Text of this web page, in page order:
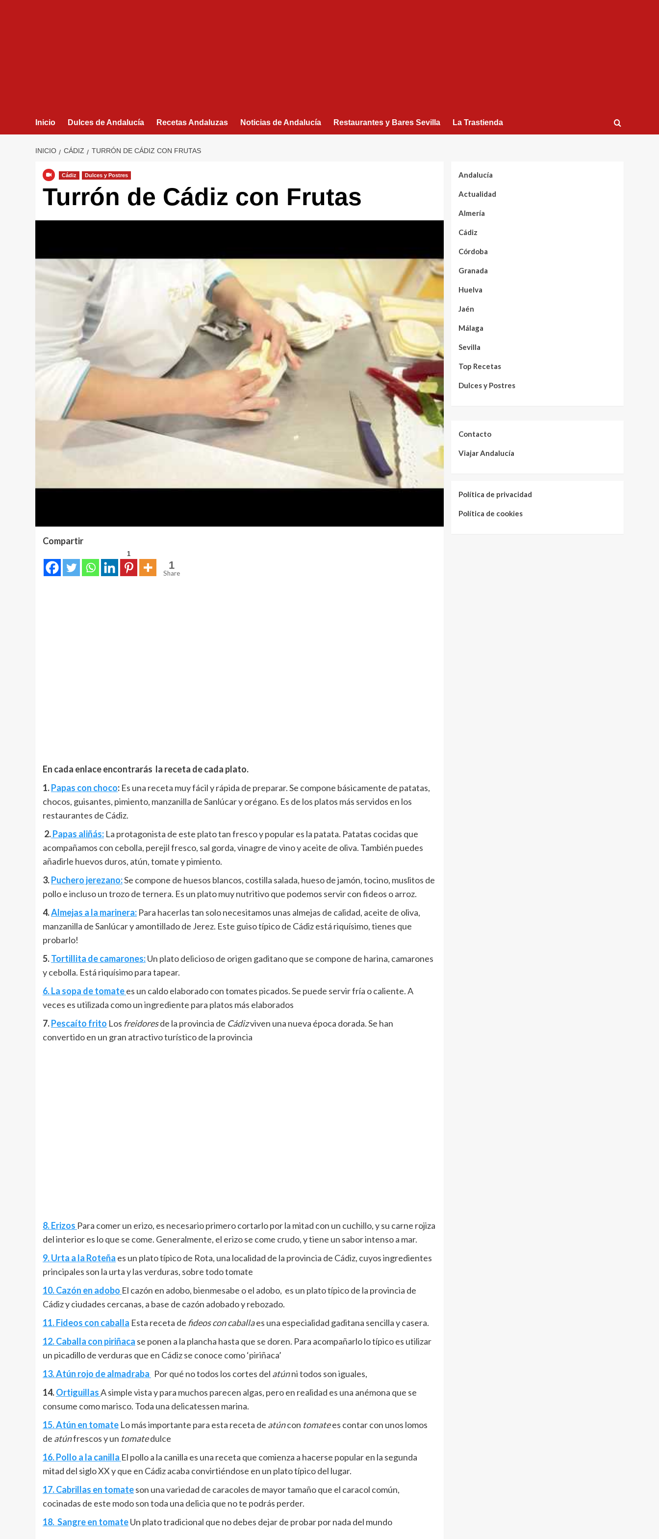
Inicio Dulces de Andalucía Recetas Andaluzas Noticias de Andalucía Restaurantes y Bares Sevilla La Trastienda
INICIO CÁDIZ TURRÓN DE CÁDIZ CON FRUTAS
Cádiz Dulces y Postres
Turrón de Cádiz con Frutas
Compartir
1
1
Share
En cada enlace encontrarás la receta de cada plato.
1.Papas con choco: Es una receta muy fácil y rápida de preparar. Se compone básicamente de patatas,
chocos, guisantes, pimiento, manzanilla de Sanlúcar y orégano. Es de los platos más servidos en los
restaurantes de Cádiz.
2.Papas aliñás: La protagonista de este plato tan fresco y popular es la patata. Patatas cocidas que
acompañamos con cebolla, perejil fresco, sal gorda, vinagre de vino y aceite de oliva. También puedes
añadirle huevos duros, atún, tomate y pimiento.
3.Puchero jerezano:Se compone de huesos blancos, costilla salada, hueso de jamón, tocino, muslitos de
pollo e incluso un trozo de ternera. Es un plato muy nutritivo que podemos servir con fideos o arroz.
4.Almejas a la marinera: Para hacerlas tan solo necesitamos unas almejas de calidad, aceite de oliva,
manzanilla de Sanlúcar y amontillado de Jerez. Este guiso típico de Cádiz está riquísimo, tienes que
probarlo!
5.Tortillita de camarones:Un plato delicioso de origen gaditano que se compone de harina, camarones
y cebolla. Está riquísimo para tapear.
6. La sopa de tomatees un caldo elaborado con tomates picados. Se puede servir fría o caliente. A
veces es utilizada como un ingrediente para platos más elaborados
7.Pescaíto frito Los freidoresde la provincia de Cádizviven una nueva época dorada. Se han
convertido en un gran atractivo turístico de la provincia
8. Erizos Para comer un erizo, es necesario primero cortarlo por la mitad con un cuchillo, y su carne rojiza
del interior es lo que se come. Generalmente, el erizo se come crudo, y tiene un sabor intenso a mar.
9. Urta a la Roteña es un plato típico de Rota, una localidad de la provincia de Cádiz, cuyos ingredientes
principales son la urta y las verduras, sobre todo tomate
10. Cazón en adobo El cazón en adobo, bienmesabe​​ o el adobo, ​ es un plato típico de la provincia de
Cádiz y ciudades cercanas, a base de cazón adobado y rebozado.
11. Fideos con caballa Esta receta de fideos con caballaes una especialidad gaditana sencilla y casera.
12. Caballa con piriñaca se ponen a la plancha hasta que se doren. Para acompañarlo lo típico es utilizar
un picadillo de verduras que en Cádiz se conoce como ‘piriñaca’
13. Atún rojo de almadraba Por qué no todos los cortes del atúnni todos son iguales,
14.OrtiguillasA simple vista y para muchos parecen algas, pero en realidad es una anémona que se
consume como marisco. Toda una delicatessen marina.
15. Atún en tomate Lo más importante para esta receta de atúncon tomatees contar con unos lomos
de atúnfrescos y un tomatedulce
16. Pollo a la canilla El pollo a la canilla es una receta que comienza a hacerse popular en la segunda
mitad del siglo XX y que en Cádiz acaba convirtiéndose en un plato típico del lugar.
17. Cabrillas en tomateson una variedad de caracoles de mayor tamaño que el caracol común,
cocinadas de este modo son toda una delicia que no te podrás perder.
18. Sangre en tomateUn plato tradicional que no debes dejar de probar por nada del mundo
Andalucía
Actualidad
Almería
Cádiz
Córdoba
Granada
Huelva
Jaén
Málaga
Sevilla
Top Recetas
Dulces y Postres
Contacto
Viajar Andalucía
Política de privacidad
Política de cookies